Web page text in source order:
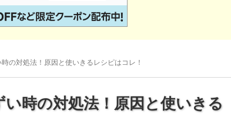
の対処法！原因と使いきるレシピはコレ！
時の対処法！原因と使いきる